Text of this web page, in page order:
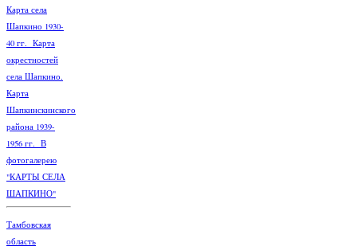
Карта села
Шапкино 1930-
40 гг. Карта
окрестностей
села Шапкино.
Карта
Шапкинскинского
района 1939-
1956 гг. В
фотогалерею
"КАРТЫ СЕЛА
ШАПКИНО"
Тамбовская
область